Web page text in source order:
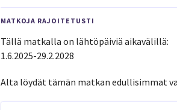
MATKOJA RAJOITETUSTI
Tällä matkalla on lähtöpäiviä aikavälillä:
1.6.2025-29.2.2028
Alta löydät tämän matkan edullisimmat